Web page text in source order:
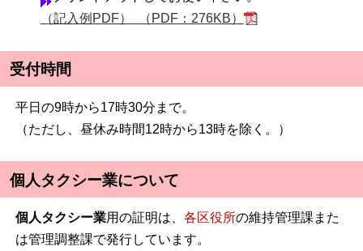
（記入例PDF） （PDF：276KB）
受付時間
平日の9時から17時30分まで。
（ただし、昼休み時間12時から13時を除く。）
個人タクシー業について
個人タクシー業用の証明は、 各区役所の維持管理課また
は管理調整課で発行しています。